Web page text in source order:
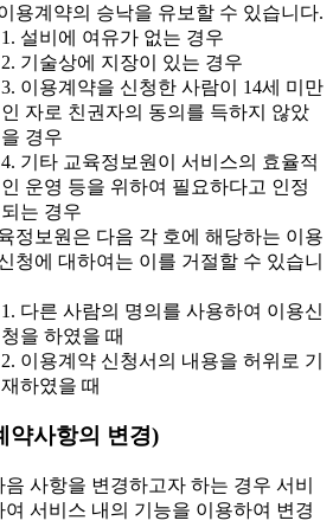
용계약의 승낙을 유보할 수 있습니다.
1. 설비에 여유가 없는 경우
2. 기술상에 지장이 있는 경우
3. 이용계약을 신청한 사람이 14세 미만
인 자로 친권자의 동의를 득하지 않았
을 경우
4. 기타 교육정보원이 서비스의 효율적
인 운영 등을 위하여 필요하다고 인정
되는 경우
정보원은 다음 각 호에 해당하는 이용
청에 대하여는 이를 거절할 수 있습니
1. 다른 사람의 명의를 사용하여 이용신
청을 하였을 때
2. 이용계약 신청서의 내용을 허위로 기
재하였을 때
약사항의 변경)
사항을 변경하고자 하는 경우 서비
여 서비스 내의 기능을 이용하여 변경